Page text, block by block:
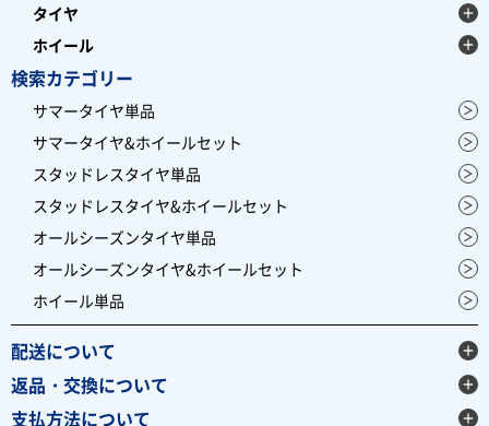
タイヤ
ホイール
検索カテゴリー
サマータイヤ単品
サマータイヤ&ホイールセット
スタッドレスタイヤ単品
スタッドレスタイヤ&ホイールセット
オールシーズンタイヤ単品
オールシーズンタイヤ&ホイールセット
ホイール単品
配送について
返品・交換について
支払方法について